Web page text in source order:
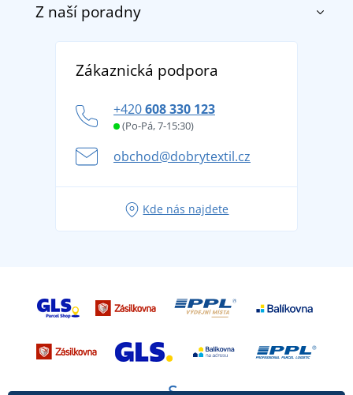
Doprava a platba
Vrácení zboží a reklamace
Potisk a výšivka
Věrnostní program BONTIS +
O nás
Z naší poradny
tradicí od roku 1976
Letní dobrodružství začíná balením aneb připravte
se na dovolenou bez starostí
Tipy na svěží outfity pro pohodové léto
Zákaznická podpora
+420608 330 123
(Po-Pá, 7-15:30)
obchod@dobrytextil.cz
Kde nás najdete